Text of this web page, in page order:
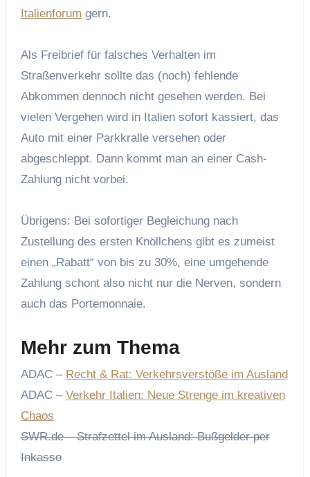
Italienforum gern.
Als Freibrief für falsches Verhalten im
Straßenverkehr sollte das (noch) fehlende
Abkommen dennoch nicht gesehen werden. Bei
vielen Vergehen wird in Italien sofort kassiert, das
Auto mit einer Parkkralle versehen oder
abgeschleppt. Dann kommt man an einer Cash-
Zahlung nicht vorbei.
Übrigens: Bei sofortiger Begleichung nach
Zustellung des ersten Knöllchens gibt es zumeist
einen „Rabatt“ von bis zu 30%, eine umgehende
Zahlung schont also nicht nur die Nerven, sondern
auch das Portemonnaie.
Mehr zum Thema
ADAC – Recht & Rat: Verkehrsverstöße im Ausland
ADAC – Verkehr Italien: Neue Strenge im kreativen
Chaos
SWR.de – Strafzettel im Ausland: Bußgelder per
Inkasso